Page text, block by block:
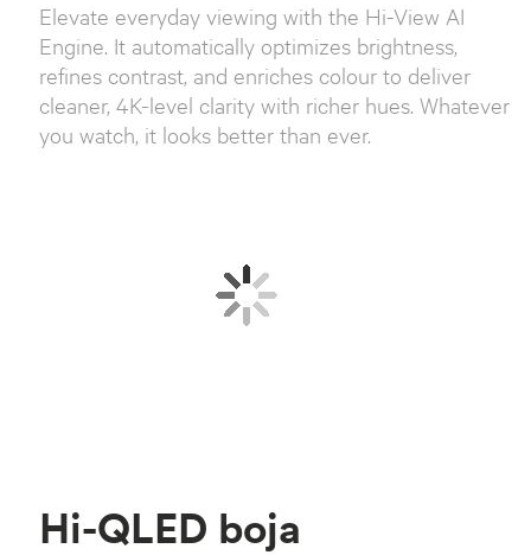
Elevate everyday viewing with the Hi-View AI
Engine. It automatically optimizes brightness,
refines contrast, and enriches colour to deliver
cleaner, 4K-level clarity with richer hues. Whatever
you watch, it looks better than ever.
Hi-QLED boja